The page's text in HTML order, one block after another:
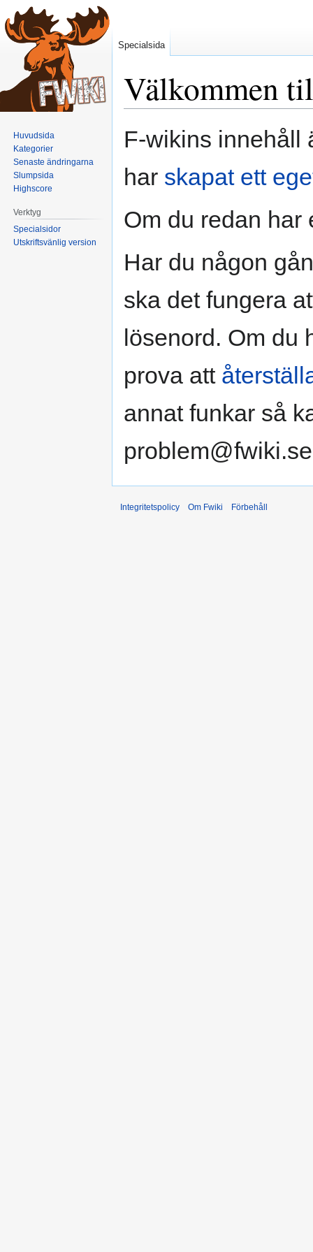
Välkommen
till
till
F-wikins innehåll
har skapat ett
Om du redan
Har du någon
ska det fungera
lösenord. Om du
prova att
annat funkar så
Specialsida
Huvudsida
Kategorier
Senaste ändringarna
Slumpsida
Highscore
Verktyg
Specialsidor
Utskriftsvänlig version
Integritetspolicy Om Fwiki Förbehåll